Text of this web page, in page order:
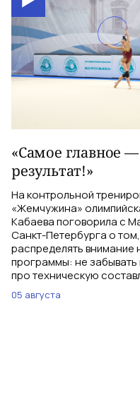
«Самое главное
результат!»
На контрольной
«Жемчужина»
Кабаева поговорила с
Санкт-Петербурга о
распределять внимание
программы: не забывать
про техническую
05 августа